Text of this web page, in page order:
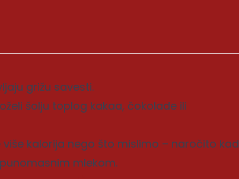
grižu savesti.
šolju toplog kakaa, čokolade ili
kalorija nego što mislimo – naročito kad
mlekom.